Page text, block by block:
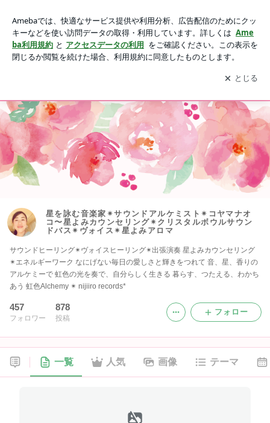
みカウンセリング✴︎クリスタルボウルサウンドバス✴︎ヴォイス
✴︎星よみアロマ
アプリをダウンロードして ブログの更新通知
を受け取りまし
ょう。
開く
星を詠む音楽家✴︎サウンドアルケミスト✴︎コヤマナオ
コ〜星よみカウンセリング✴︎クリスタルボウルサウン
ドバス✴︎ヴォイス✴︎星よみアロマ
サウンドヒーリング✴︎ヴォイスヒーリング✴︎出張演奏 星よみカウンセリング
✴︎エネルギーワーク なにげない毎日の愛しさと輝きをつれて 音、星、香りの
アルケミーで 虹色の光を奏で、自分らしく生きる 暮らす、つたえる、わかち
あう 虹色Alchemy ✴︎ nijiiro records*
457
フォロワー
878
投稿
フォロー
一覧 人気 画像 テーマ